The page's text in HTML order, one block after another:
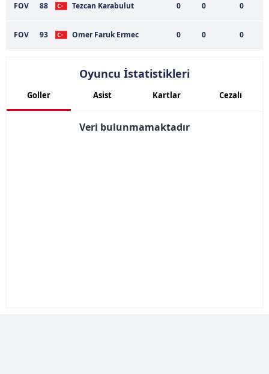
FOV 88 Tezcan Karabulut 0 0 0
FOV 93 Omer Faruk Ermec 0 0 0
Oyuncu İstatistikleri
Goller Asist Kartlar Cezalı
Veri bulunmamaktadır